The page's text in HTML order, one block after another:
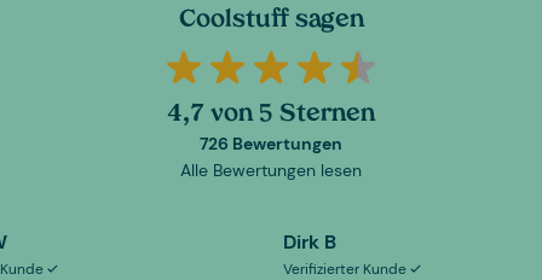
Coolstuff sagen
4,7 von 5 Sternen
726 Bewertungen
Alle Bewertungen lesen
Dirk B
Verifizierter Kunde